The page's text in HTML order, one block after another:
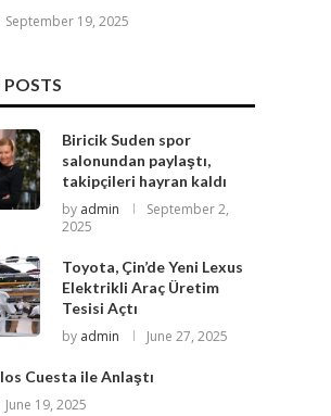
September 19, 2025
Biricik Suden spor
salonundan paylaştı,
takipçileri hayran kaldı
by admin
September 2,
2025
Toyota, Çin’de Yeni Lexus
Elektrikli Araç Üretim
Tesisi Açtı
by admin June 27, 2025
Cuesta ile Anlaştı
June 19, 2025